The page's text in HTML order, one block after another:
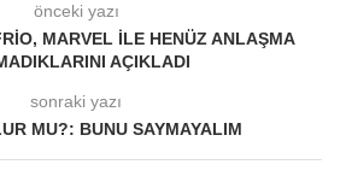
önceki yazı
MARVEL İLE HENÜZ ANLAŞMA
AÇIKLADI
sonraki yazı
MU?: BUNU SAYMAYALIM